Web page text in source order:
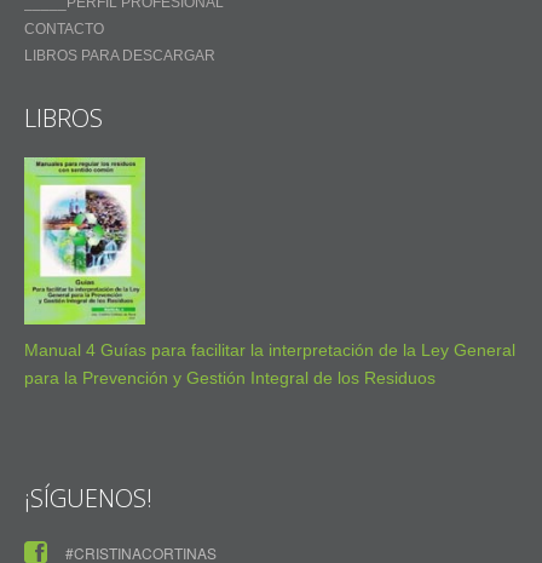
CONTACTO
LIBROS PARA DESCARGAR
LIBROS
Manual 4 Guías para facilitar la interpretación de la Ley General
para la Prevención y Gestión Integral de los Residuos
¡SÍGUENOS!
#CRISTINACORTINAS